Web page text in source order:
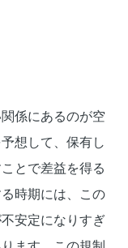
係にあるのが空
想して、保有し
とで差益を得る
時期には、この
安定になりすぎ